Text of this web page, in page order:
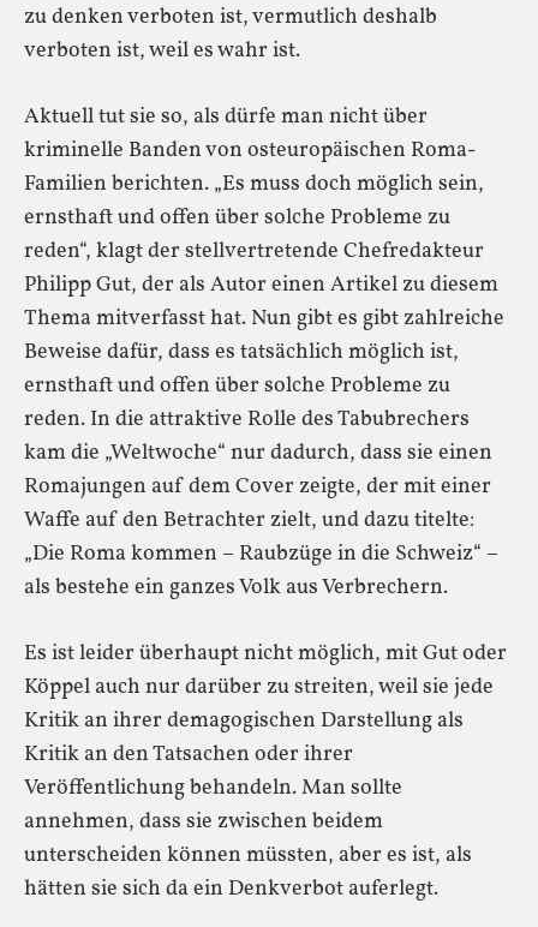
zu denken verboten ist, vermutlich deshalb
verboten ist, weil es wahr ist.
Aktuell tut sie so, als dürfe man nicht über
kriminelle Banden von osteuropäischen Roma-
Familien berichten. „Es muss doch möglich sein,
ernsthaft und offen über solche Probleme zu
reden“, klagt der stellvertretende Chefredakteur
Philipp Gut, der als Autor einen Artikel zu diesem
Thema mitverfasst hat. Nun gibt es gibt zahlreiche
Beweise dafür, dass es tatsächlich möglich ist,
ernsthaft und offen über solche Probleme zu
reden. In die attraktive Rolle des Tabubrechers
kam die „Weltwoche“ nur dadurch, dass sie einen
Romajungen auf dem Cover zeigte, der mit einer
Waffe auf den Betrachter zielt, und dazu titelte:
„Die Roma kommen – Raubzüge in die Schweiz“ –
als bestehe ein ganzes Volk aus Verbrechern.
Es ist leider überhaupt nicht möglich, mit Gut oder
Köppel auch nur darüber zu streiten, weil sie jede
Kritik an ihrer demagogischen Darstellung als
Kritik an den Tatsachen oder ihrer
Veröffentlichung behandeln. Man sollte
annehmen, dass sie zwischen beidem
unterscheiden können müssten, aber es ist, als
hätten sie sich da ein Denkverbot auferlegt.